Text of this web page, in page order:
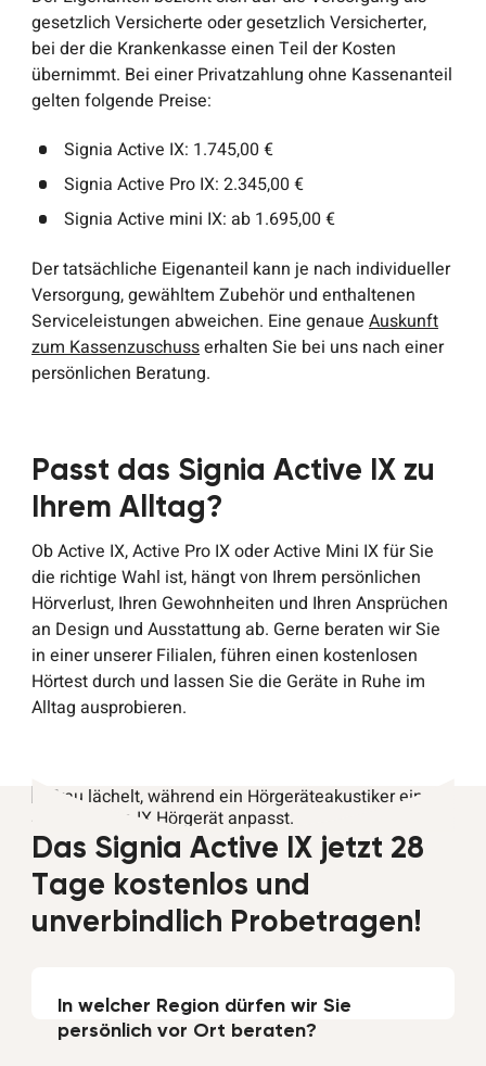
gesetzlich Versicherte oder gesetzlich Versicherter,
bei der die Krankenkasse einen Teil der Kosten
übernimmt. Bei einer Privatzahlung ohne Kassenanteil
gelten folgende Preise:
Signia Active IX: 1.745,00 €
Signia Active Pro IX: 2.345,00 €
Signia Active mini IX: ab 1.695,00 €
Der tatsächliche Eigenanteil kann je nach individueller
Versorgung, gewähltem Zubehör und enthaltenen
Serviceleistungen abweichen. Eine genaueAuskunft
zum Kassenzuschusserhalten Sie bei uns nach einer
persönlichen Beratung.
Passt das Signia Active IX zu
Ihrem Alltag?
Ob Active IX, Active Pro IX oder Active Mini IX für Sie
die richtige Wahl ist, hängt von Ihrem persönlichen
Hörverlust, Ihren Gewohnheiten und Ihren Ansprüchen
an Design und Ausstattung ab. Gerne beraten wir Sie
in einer unserer Filialen, führen einen kostenlosen
Hörtest durch und lassen Sie die Geräte in Ruhe im
Alltag ausprobieren.
Das Signia Active IX jetzt 28
Tage kostenlos und
unverbindlich Probetragen!
In welcher Region dürfen wir Sie
persönlich vor Ort beraten?